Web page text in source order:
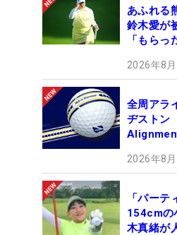
あふれる
鈴木愛が
「もらっ
2026年8
全周アラ
ヂストン
2026年8
「パー
154cmの
木真緒が